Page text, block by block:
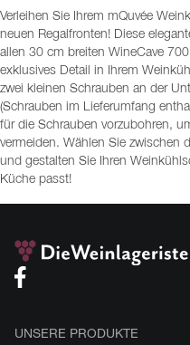
Verleihen Sie Ihrem mQuvée
neuen Regalfronten! Diese
allen 30 cm breiten WineCave
exklusives Detail in Ihrem
zwei kleinen Schrauben an der
(Schrauben im Lieferumfang
für die Schrauben vorzubohren,
vermeiden. Wählen Sie zwischen
und gestalten Sie Ihren
Küche passt!
UNSERE PRODUKTE